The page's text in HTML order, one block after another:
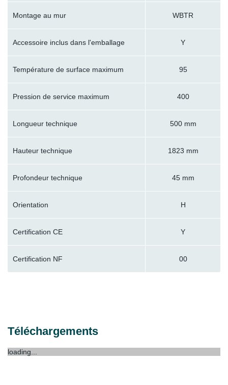
Montage au mur WBTR
Accessoire inclus dans l'emballage Y
Température de surface maximum 95
Pression de service maximum 400
Longueur technique 500 mm
Hauteur technique 1823 mm
Profondeur technique 45 mm
Orientation H
Certification CE Y
Certification NF 00
Téléchargements
loading...